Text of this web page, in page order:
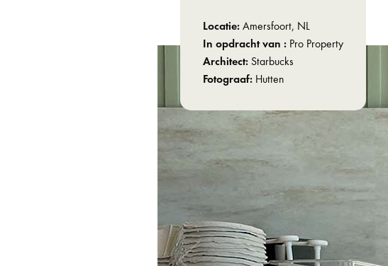
Locatie: Amersfoort, NL
In opdracht van : Pro Property
Architect: Starbucks
Fotograaf: Hutten